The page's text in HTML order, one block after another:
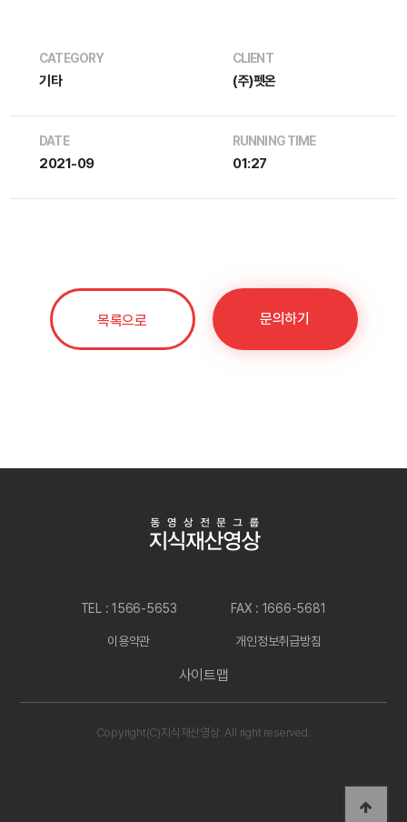
CATEGORY
기타
CLIENT
(주)펫온
DATE
2021-09
RUNNING TIME
01:27
목록으로 문의하기
TEL : 1566-5653 FAX : 1666-5681
이용약관 개인정보취급방침
사이트맵
Copyright(C)지식재산영상. All right reserved.